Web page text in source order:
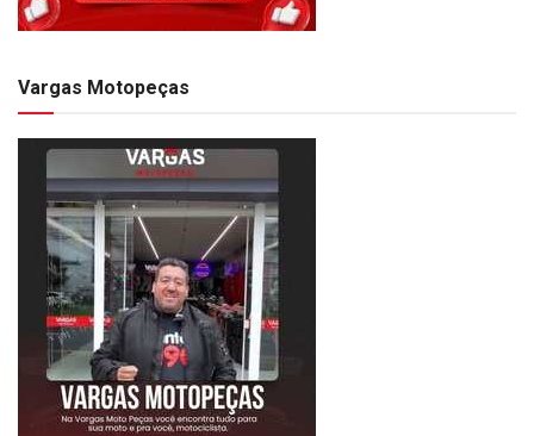
Vargas Motopeças